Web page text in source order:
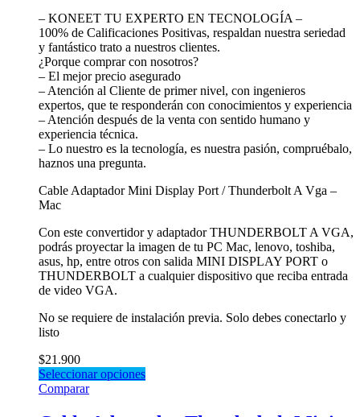
– KONEET TU EXPERTO EN TECNOLOGÍA –
100% de Calificaciones Positivas, respaldan nuestra seriedad
y fantástico trato a nuestros clientes.
¿Porque comprar con nosotros?
– El mejor precio asegurado
– Atención al Cliente de primer nivel, con ingenieros
expertos, que te responderán con conocimientos y experiencia
– Atención después de la venta con sentido humano y
experiencia técnica.
– Lo nuestro es la tecnología, es nuestra pasión, compruébalo,
haznos una pregunta.
Cable Adaptador Mini Display Port / Thunderbolt A Vga –
Mac
Con este convertidor y adaptador THUNDERBOLT A VGA,
podrás proyectar la imagen de tu PC Mac, lenovo, toshiba,
asus, hp, entre otros con salida MINI DISPLAY PORT o
THUNDERBOLT a cualquier dispositivo que reciba entrada
de video VGA.
No se requiere de instalación previa. Solo debes conectarlo y
listo
$21.900
Seleccionar opciones
Comparar